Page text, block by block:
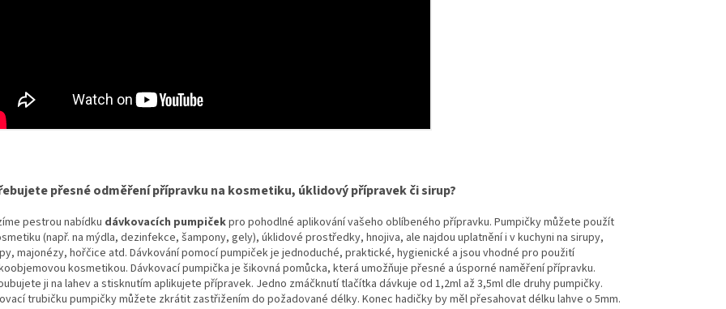
přesné odměření přípravku na kosmetiku, úklidový přípravek či sirup?
pestrou nabídku dávkovacích pumpičekpro pohodlné aplikování vašeho oblíbeného přípravku. Pumpičky můžete použít
(např. na mýdla, dezinfekce, šampony, gely), úklidové prostředky, hnojiva, ale najdou uplatnění i v kuchyni na sirupy,
majonézy, hořčice atd. Dávkování pomocí pumpiček je jednoduché, praktické, hygienické a jsou vhodné pro použití
kosmetikou. Dávkovací pumpička je šikovná pomůcka, která umožňuje přesné a úsporné naměření přípravku.
ji na lahev a stisknutím aplikujete přípravek. Jedno zmáčknutí tlačítka dávkuje od 1,2ml až 3,5ml dle druhy pumpičky.
trubičku pumpičky můžete zkrátit zastřižením do požadované délky. Konec hadičky by měl přesahovat délku lahve o 5mm.